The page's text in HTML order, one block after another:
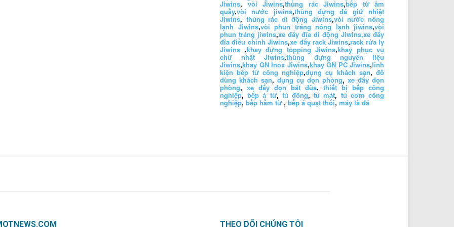
Jiwins, vòi Jiwins,thùng rác Jiwins,bếp từ âm
quầy,vòi nước jiwins,thùng đựng đá giữ nhiệt
Jiwins, thùng rác di động Jiwins,vòi nước nóng
lạnh Jiwins,vòi phun tráng nóng lạnh jiwins,vòi
phun tráng jiwins,xe đẩy đĩa di động Jiwins,xe đẩy
đĩa điều chỉnh Jiwins,xe đẩy rack Jiwins,rack rửa ly
Jiwins ,khay đựng topping Jiwins,khay phục vụ
chữ nhật Jiwins,thùng đựng nguyên liệu
Jiwins,khay GN Inox Jiwins,khay GN PC Jiwins,linh
kiện bếp từ công nghiệp,dụng cụ khách sạn, đồ
dùng khách sạn, dụng cụ dọn phòng, xe đẩy dọn
phòng, xe đẩy dọn bát đũa, thiết bị bếp công
nghiệp,bếp á từ, tủ đông,tủ mát, tủ cơm công
nghiệp, bếp hầm từ , bếp á quạt thổi, máy là đá
THEO DÕI CHÚNG TÔI